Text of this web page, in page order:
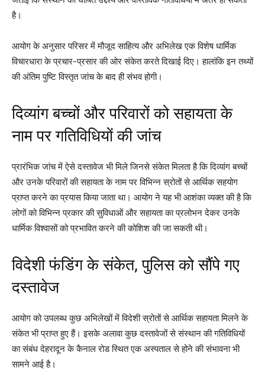
है।
आयोग के अनुसार परिसर में मौजूद साहित्य और अभिलेख एक विशेष धार्मिक
विचारधारा के प्रचार-प्रसार की ओर संकेत करते दिखाई दिए। हालांकि इन तथ्यों
की अंतिम पुष्टि विस्तृत जांच के बाद ही संभव होगी।
दिव्यांग बच्चों और परिवारों को सहायता के
नाम पर गतिविधियों की जांच
प्रारंभिक जांच में ऐसे दस्तावेज भी मिले जिनसे संकेत मिलता है कि दिव्यांग बच्चों
और उनके परिवारों की सहायता के नाम पर विभिन्न स्रोतों से आर्थिक सहयोग
प्राप्त करने का प्रयास किया जाता था। आयोग ने यह भी आशंका व्यक्त की है कि
लोगों को विभिन्न प्रकार की सुविधाओं और सहायता का प्रलोभन देकर उनके
धार्मिक विश्वासों को प्रभावित करने की कोशिश की जा सकती थी।
विदेशी फंडिंग के संकेत, पुलिस को सौंपे गए
दस्तावेज
आयोग को उपलब्ध कुछ अभिलेखों में विदेशी स्रोतों से आर्थिक सहायता मिलने के
संकेत भी प्राप्त हुए हैं। इसके अलावा कुछ दस्तावेजों से संस्थान की गतिविधियों
का संबंध देहरादून के कैनाल रोड स्थित एक अस्पताल से होने की संभावना भी
सामने आई है।